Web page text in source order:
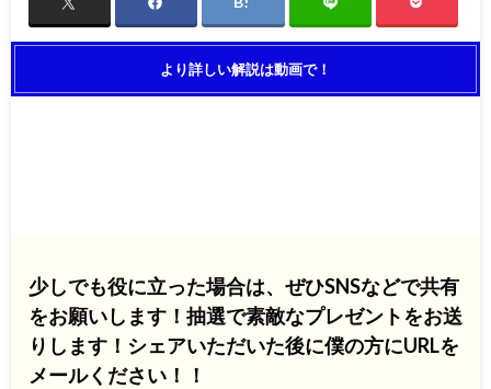
より詳しい解説は動画で！
少しでも役に立った場合は、ぜひSNSなどで共有
をお願いします！抽選で素敵なプレゼントをお送
りします！シェアいただいた後に僕の方にURLを
メールください！！